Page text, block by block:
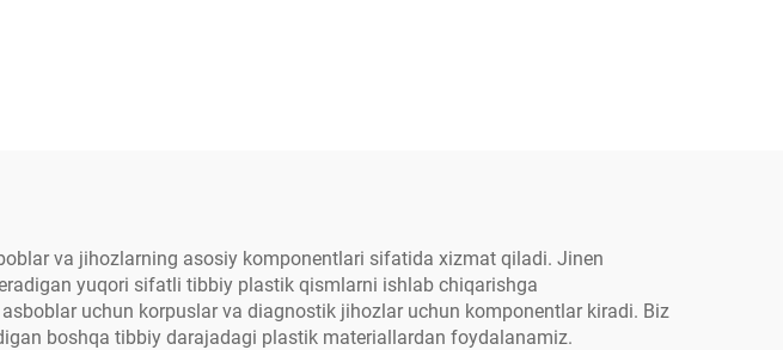
va jihozlarning asosiy komponentlari sifatida xizmat qiladi. Jinen
yuqori sifatli tibbiy plastik qismlarni ishlab chiqarishga
uchun korpuslar va diagnostik jihozlar uchun komponentlar kiradi. Biz
boshqa tibbiy darajadagi plastik materiallardan foydalanamiz.